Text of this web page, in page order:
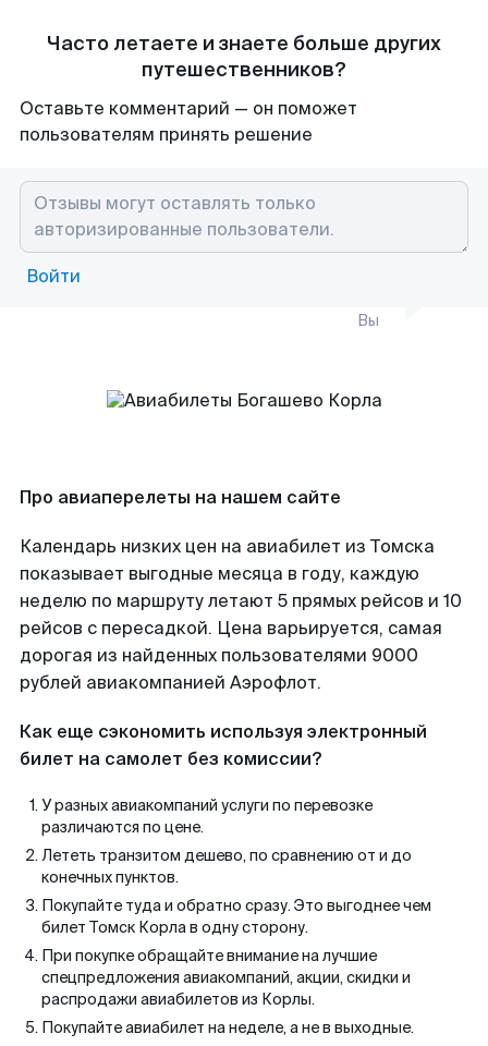
Часто летаете и знаете больше других
путешественников?
Оставьте комментарий — он поможет
пользователям принять решение
Войти
Вы
Про авиаперелеты на нашем сайте
Календарь низких цен на авиабилет из Томска
показывает выгодные месяца в году, каждую
неделю по маршруту летают 5 прямых рейсов и 10
рейсов с пересадкой. Цена варьируется, самая
дорогая из найденных пользователями 9000
рублей авиакомпанией Аэрофлот.
Как еще сэкономить используя электронный
билет на самолет без комиссии?
У разных авиакомпаний услуги по перевозке
различаются по цене.
Лететь транзитом дешево, по сравнению от и до
конечных пунктов.
Покупайте туда и обратно сразу. Это выгоднее чем
билет Томск Корла в одну сторону.
При покупке обращайте внимание на лучшие
спецпредложения авиакомпаний, акции, скидки и
распродажи авиабилетов из Корлы.
Покупайте авиабилет на неделе, а не в выходные.